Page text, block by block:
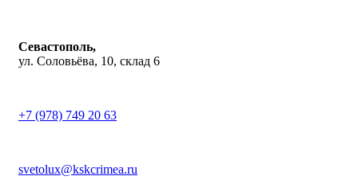
Севастополь,
ул. Соловьёва, 10, склад 6
+7 (978) 749 20 63
svetolux@kskcrimea.ru